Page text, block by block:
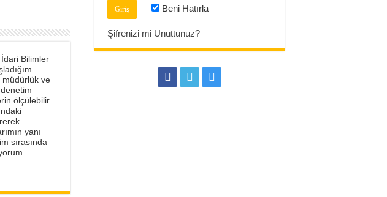
Bilimler
müdürlük ve
ölçülebilir
yanı
sırasında
Beni Hatırla
Şifrenizi mi Unuttunuz?